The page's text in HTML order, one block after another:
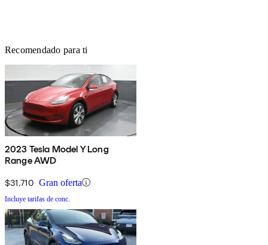
Recomendado para ti
2023 Tesla Model Y Long
Range AWD
$31,710 Gran oferta
Incluye tarifas de conc.